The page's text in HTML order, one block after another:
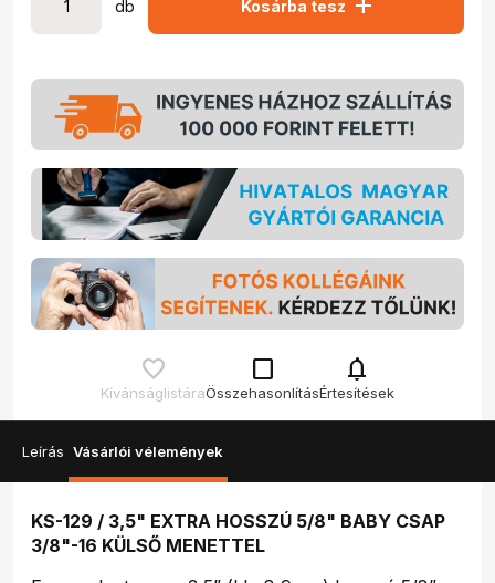
db Kosárba tesz
Kívánságlistára
check_box_outline_blank
Összehasonlítás
notifications
Értesítések
Leírás Vásárlói vélemények
KS-129 / 3,5" EXTRA HOSSZÚ 5/8" BABY CSAP
3/8"-16 KÜLSŐ MENETTEL